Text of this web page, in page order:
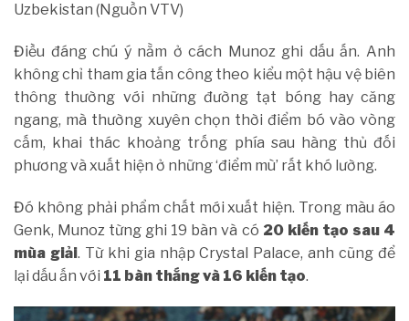
Uzbekistan (Nguồn VTV)
Điều đáng chú ý nằm ở cách Munoz ghi dấu ấn. Anh
không chỉ tham gia tấn công theo kiểu một hậu vệ biên
thông thường với những đường tạt bóng hay căng
ngang, mà thường xuyên chọn thời điểm bó vào vòng
cấm, khai thác khoảng trống phía sau hàng thủ đối
phương và xuất hiện ở những ‘điểm mù’ rất khó lường.
Đó không phải phẩm chất mới xuất hiện. Trong màu áo
Genk, Munoz từng ghi 19 bàn và có 20 kiến tạo sau 4
mùa giải. Từ khi gia nhập Crystal Palace, anh cũng để
lại dấu ấn với 11 bàn thắng và 16 kiến tạo.